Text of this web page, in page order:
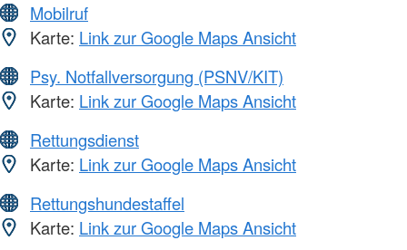
Mobilruf
Karte: Link zur Google Maps Ansicht
Psy. Notfallversorgung (PSNV/KIT)
Karte: Link zur Google Maps Ansicht
Rettungsdienst
Karte: Link zur Google Maps Ansicht
Rettungshundestaffel
Karte: Link zur Google Maps Ansicht